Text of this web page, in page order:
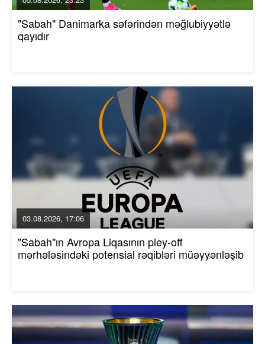
"Sabah" Danimarka səfərindən məğlubiyyətlə
qayıdır
03.08.2026, 17:06
"Sabah"ın Avropa Liqasının pley-off
mərhələsindəki potensial rəqibləri müəyyənləşib